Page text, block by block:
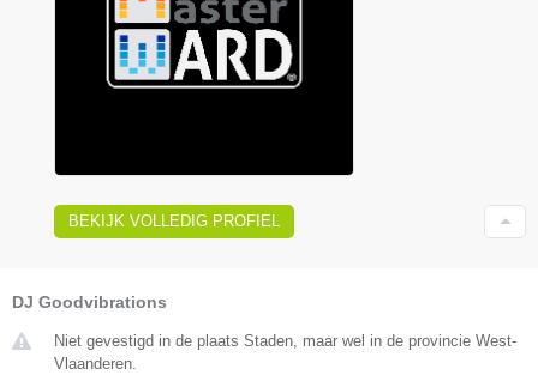
BEKIJK VOLLEDIG PROFIEL
DJ Goodvibrations
Niet gevestigd in de plaats Staden, maar wel in de provincie West-
Vlaanderen.